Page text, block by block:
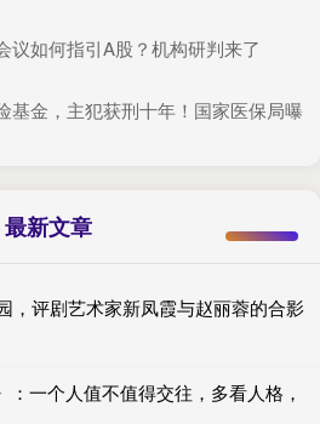
议如何指引A股？机构研判来了
基金，主犯获刑十年！国家医保局曝
最新文章
，评剧艺术家新凤霞与赵丽蓉的合影
一个人值不值得交往，多看人格，